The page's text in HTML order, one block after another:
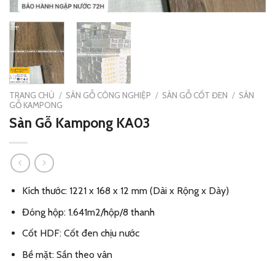
TRANG CHỦ / SÀN GỖ CÔNG NGHIỆP / SÀN GỖ CỐT ĐEN / SÀN
GỖ KAMPONG
Sàn Gỗ Kampong KA03
Kích thước: 1221 x 168 x 12 mm (Dài x Rộng x Dày)
Đóng hộp: 1.641m2/hộp/8 thanh
Cốt HDF: Cốt đen chịu nước
Bề mặt: Sần theo vân